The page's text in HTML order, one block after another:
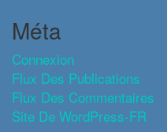
Méta
Connexion
Flux Des Publications
Flux Des Commentaires
Site De WordPress-FR